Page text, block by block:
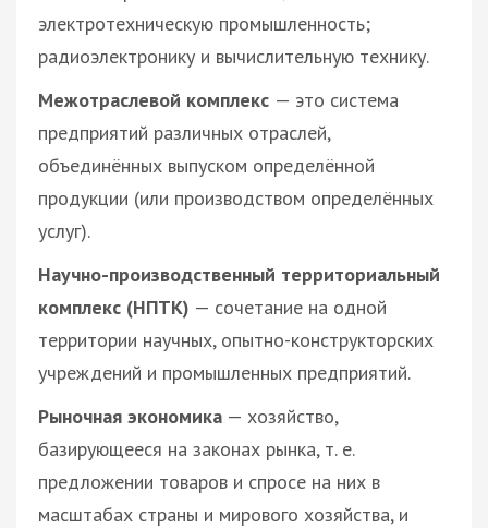
электротехническую промышленность;
радиоэлектронику и вычислительную технику.
Межотраслевой комплекс — это система
предприятий различных отраслей,
объединённых выпуском определённой
продукции (или производством определённых
услуг).
Научно-производственный территориальный
комплекс (НПТК) — сочетание на одной
территории научных, опытно-конструкторских
учреждений и промышленных предприятий.
Рыночная экономика — хозяйство,
базирующееся на законах рынка, т. е.
предложении товаров и спросе на них в
масштабах страны и мирового хозяйства, и